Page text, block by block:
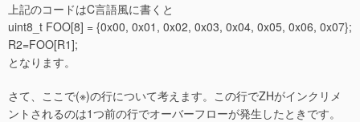
上記のコードはC言語風に書くと
uint8_t FOO[8] = {0x00, 0x01, 0x02, 0x03, 0x04, 0x05, 0x06, 0x07};
R2=FOO[R1];
となります。
さて、ここで(※)の行について考えます。この行でZHがインクリメ
ントされるのは1つ前の行でオーバーフローが発生したときです。